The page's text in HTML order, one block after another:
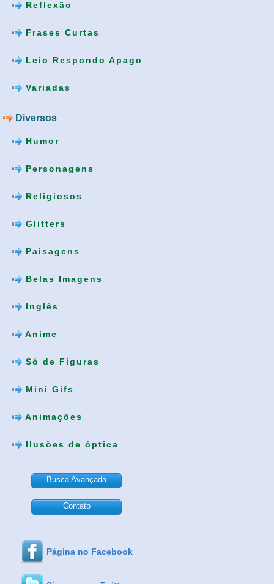
Reflexão
Frases Curtas
Leio Respondo Apago
Variadas
Diversos
Humor
Personagens
Religiosos
Glitters
Paisagens
Belas Imagens
Inglês
Anime
Só de Figuras
Mini Gifs
Animações
Ilusões de óptica
Busca Avançada
Contato
Página no Facebook